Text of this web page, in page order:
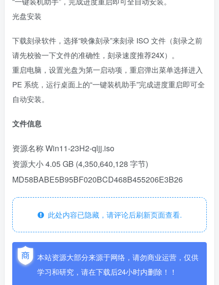
光盘安装
下载刻录软件，选择“映像刻录”来刻录 ISO 文件（刻录之前
请先校验一下文件的准确性，刻录速度推荐24X）。
重启电脑，设置光盘为第一启动项，重启弹出菜单选择进入
PE 系统，运行桌面上的“一键装机助手”完成进度重启即可全
自动安装。
文件信息
资源名称 Win11-23H2-qljj.iso
资源大小 4.05 GB (4,350,640,128 字节)
MD58BABE5B95BF020BCD468B455206E3B26
此处内容已隐藏，请评论后刷新页面查看.
本站资源大部分来源于网络，请勿商业运营，仅供
学习和研究，请在下载后24小时内删除！！